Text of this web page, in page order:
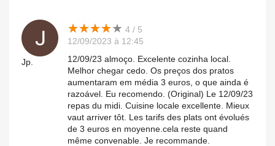
Jp.
★★★★★
★★★★★ 4 / 5
12/09/2023 à 12:45
12/09/23 almoço. Excelente cozinha local.
Melhor chegar cedo. Os preços dos pratos
aumentaram em média 3 euros, o que ainda é
razoável. Eu recomendo. (Original) Le 12/09/23
repas du midi. Cuisine locale excellente. Mieux
vaut arriver tôt. Les tarifs des plats ont évolués
de 3 euros en moyenne.cela reste quand
même convenable. Je recommande.